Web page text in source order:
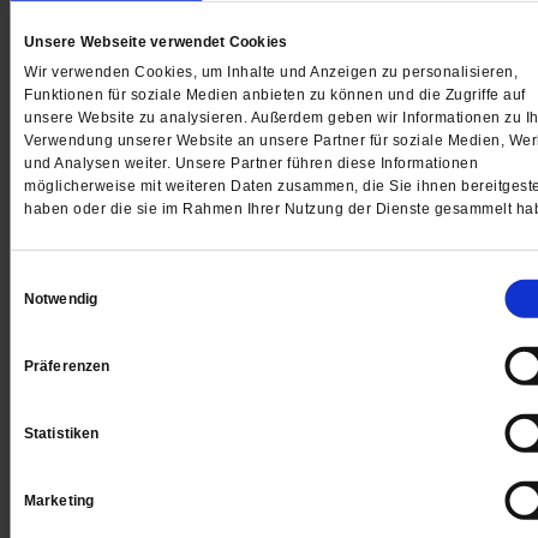
Unsere Webseite verwendet Cookies
Wir verwenden Cookies, um Inhalte und Anzeigen zu personalisieren,
Funktionen für soziale Medien anbieten zu können und die Zugriffe auf
unsere Website zu analysieren. Außerdem geben wir Informationen zu
Verwendung unserer Website an unsere Partner für soziale Medien,
und Analysen weiter. Unsere Partner führen diese Informationen
möglicherweise mit weiteren Daten zusammen, die Sie ihnen
haben oder die sie im Rahmen Ihrer Nutzung der Dienste gesammelt
Notwendig
Präferenzen
Statistiken
Marketing
Drei Jahre Forschung, 26 Behörden, neun
Die bislang größte Studie zu institutionellem
Deutschland zeigt, wie tief diskriminierende Praktiken
staatlichen Strukturen verankert sind. /mehr